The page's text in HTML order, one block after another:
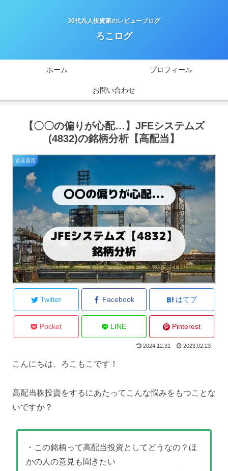
30代凡人投資家のレビューブログ
ろこログ
ホーム プロフィール
お問い合わせ
【〇〇の偏りが心配…】JFEシステムズ
(4832)の銘柄分析【高配当】
資産運用
Twitter Facebook はてブ
Pocket LINE Pinterest
2024.12.31 2023.02.23
こんにちは、ろこもこです！
高配当株投資をするにあたってこんな悩みをもつことな
いですか？
・この銘柄って高配当投資としてどうなの？ほ
かの人の意見も聞きたい